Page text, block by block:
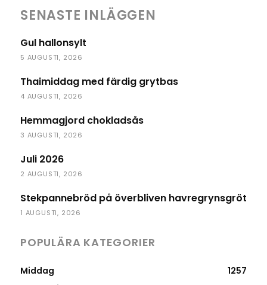
SENASTE INLÄGGEN
Gul hallonsylt
5 AUGUSTI, 2026
Thaimiddag med färdig grytbas
4 AUGUSTI, 2026
Hemmagjord chokladsås
3 AUGUSTI, 2026
Juli 2026
2 AUGUSTI, 2026
Stekpannebröd på överbliven havregrynsgröt
1 AUGUSTI, 2026
POPULÄRA KATEGORIER
Middag
1257